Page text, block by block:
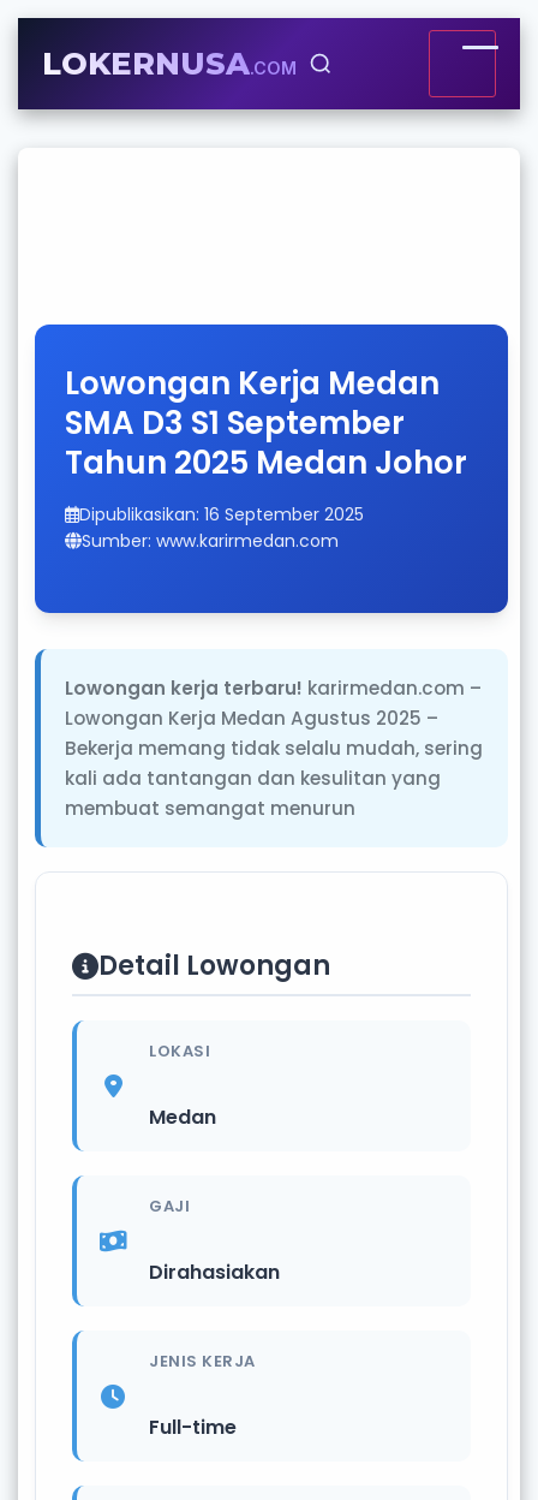
LOKERNUSA.COM
Lowongan Kerja Medan
SMA D3 S1 September
Tahun 2025 Medan Johor
Dipublikasikan: 16 September 2025
Sumber: www.karirmedan.com
Lowongan kerja terbaru! karirmedan.com –
Lowongan Kerja Medan Agustus 2025 –
Bekerja memang tidak selalu mudah, sering
kali ada tantangan dan kesulitan yang
membuat semangat menurun
Detail Lowongan
LOKASI
Medan
GAJI
Dirahasiakan
JENIS KERJA
Full-time